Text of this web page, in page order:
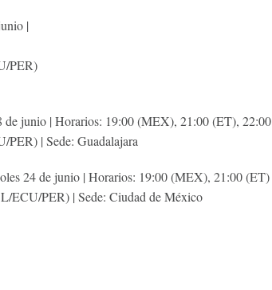
|
PER)
de junio | Horarios: 19:00 (MEX), 21:00 (ET), 22:00
| Sede: Guadalajara
24 de junio | Horarios: 19:00 (MEX), 21:00 (ET)
ECU/PER) | Sede: Ciudad de México